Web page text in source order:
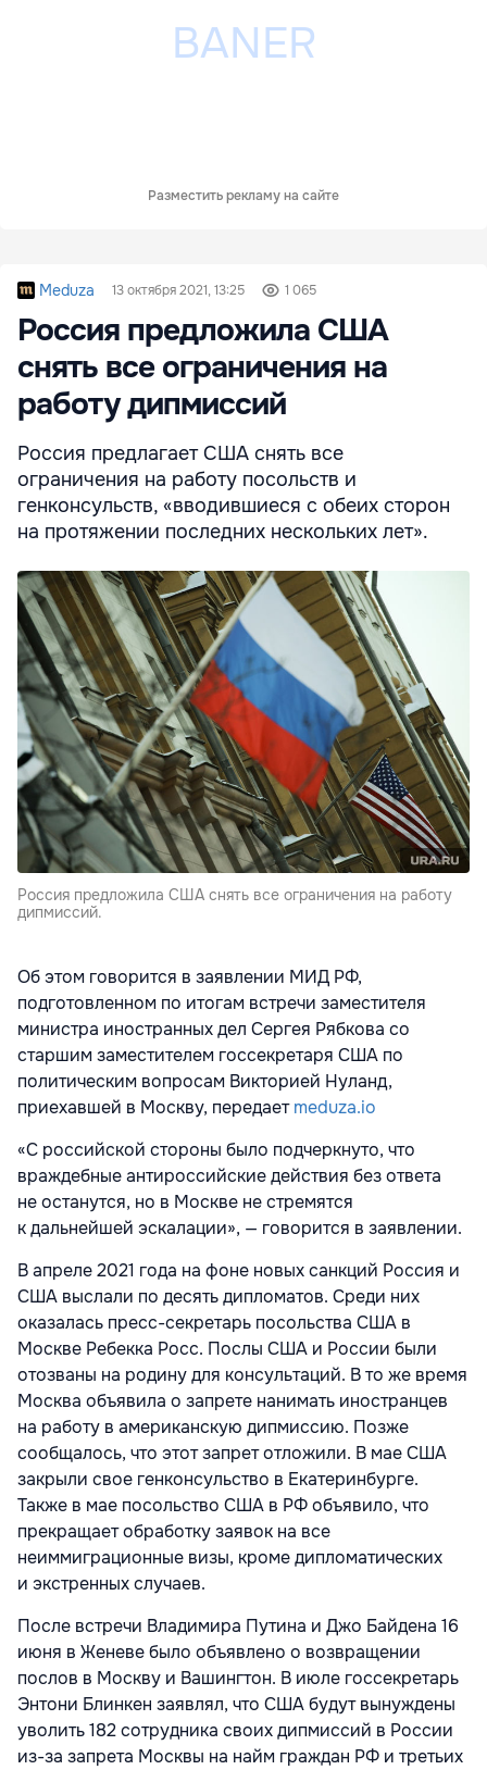
Разместить рекламу на сайте
Meduza 13 октября 2021, 13:25 1 065
Россия предложила США
снять все ограничения на
работу дипмиссий
Россия предлагает США снять все
ограничения на работу посольств и
генконсульств, «вводившиеся с обеих сторон
на протяжении последних нескольких лет».
Россия предложила США снять все ограничения на работу
дипмиссий.
Об этом говорится в заявлении МИД РФ,
подготовленном по итогам встречи заместителя
министра иностранных дел Сергея Рябкова со
старшим заместителем госсекретаря США по
политическим вопросам Викторией Нуланд,
приехавшей в Москву, передаетmeduza.io
«С российской стороны было подчеркнуто, что
враждебные антироссийские действия без ответа
не останутся, но в Москве не стремятся
к дальнейшей эскалации», — говорится в заявлении.
В апреле 2021 года на фоне новых санкций Россия и
США выслали по десять дипломатов. Среди них
оказалась пресс-секретарь посольства США в
Москве Ребекка Росс. Послы США и России были
отозваны на родину для консультаций. В то же время
Москва объявила о запрете нанимать иностранцев
на работу в американскую дипмиссию. Позже
сообщалось, что этот запрет отложили. В мае США
закрыли свое генконсульство в Екатеринбурге.
Также в мае посольство США в РФ объявило, что
прекращает обработку заявок на все
неиммиграционные визы, кроме дипломатических
и экстренных случаев.
После встречи Владимира Путина и Джо Байдена 16
июня в Женеве было объявлено о возвращении
послов в Москву и Вашингтон. В июле госсекретарь
Энтони Блинкен заявлял, что США будут вынуждены
уволить 182 сотрудника своих дипмиссий в России
из-за запрета Москвы на найм граждан РФ и третьих